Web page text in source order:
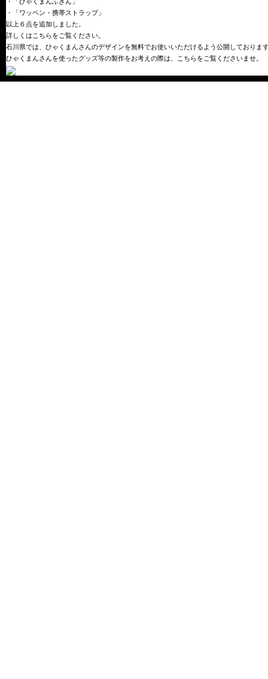
・「ワッペン・携帯ストラップ」
以上６点を追加しました。
詳しくは こちらをご覧ください。
石川県では、ひゃくまんさんのデザインを無料でお使いいただけるよう公開しておりま
ひゃくまんさんを使ったグッズ等の製作をお考えの際は、
こちらをご覧くださいませ。